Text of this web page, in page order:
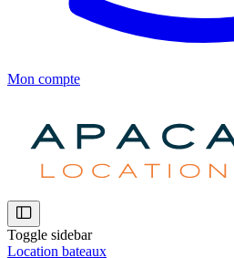
Mon compte
Toggle sidebar
Location bateaux